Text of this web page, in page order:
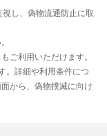
し、偽物流通防止に取
ご利用いただけます。
。詳細や利用条件につ
から、偽物撲滅に向け